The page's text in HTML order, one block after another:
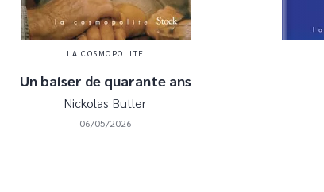
LA COSMOPOLITE
Un baiser de quarante ans
Nickolas Butler
06/05/2026